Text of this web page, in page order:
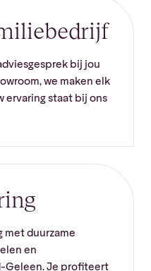
bij jou
we maken elk
ervaring staat bij ons
met duurzame
en
Geleen. Je profiteert